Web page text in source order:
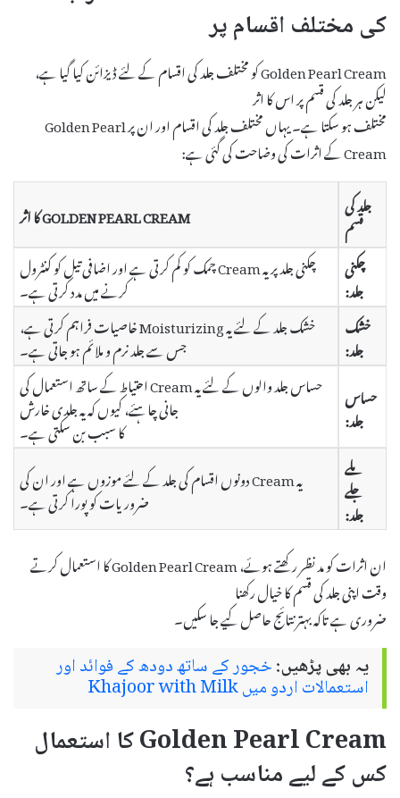
کی مختلف اقسام پر
Golden Pearl Cream کو مختلف جلد کی اقسام کے لئے ڈیزائن کیا گیا ہے،
لیکن ہر جلد کی قسم پر اس کا اثر
مختلف ہو سکتا ہے۔ یہاں مختلف جلد کی اقسام اور ان پر Golden Pearl
Cream کے اثرات کی وضاحت کی گئی ہے:
جلد کی
قسم
GOLDEN PEARL CREAM کا اثر
چکنی
جلد:
چکنی جلد پر یہ Cream چمک کو کم کرتی ہے اور اضافی تیل کو کنٹرول
کرنے میں مدد کرتی ہے۔
خشک
جلد:
خشک جلد کے لئے یہ Moisturizing خاصیات فراہم کرتی ہے،
جس سے جلد نرم و ملائم ہو جاتی ہے۔
حساس
جلد:
حساس جلد والوں کے لئے یہ Cream احتیاط کے ساتھ استعمال کی
جانی چاہئے، کیوں کہ یہ جلدی خارش
کا سبب بن سکتی ہے۔
ملے
جلے
جلد:
یہ Cream دونوں اقسام کی جلد کے لئے موزوں ہے اور ان کی
ضروریات کو پورا کرتی ہے۔
ان اثرات کو مد نظر رکھتے ہوئے، Golden Pearl Cream کا استعمال کرتے
وقت اپنی جلد کی قسم کا خیال رکھنا
ضروری ہے تاکہ بہتر نتائج حاصل کیے جا سکیں۔
یہ بھی پڑھیں:خجور کے ساتھ دودھ کے فوائد اور
استعمالات اردو میں Khajoor with Milk
Golden Pearl Cream کا استعمال
کس کے لیے مناسب ہے؟